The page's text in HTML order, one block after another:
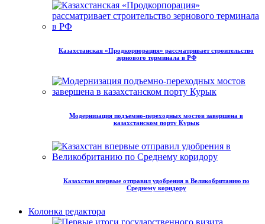
Казахстанская «Продкорпорация» рассматривает строительство
зернового терминала в РФ
Модернизация подъемно-переходных мостов завершена в
казахстанском порту Курык
Казахстан впервые отправил удобрения в Великобританию по
Среднему коридору
Колонка редактора